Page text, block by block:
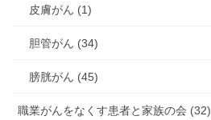
皮膚がん (1)
胆管がん (34)
膀胱がん (45)
職業がんをなくす患者と家族の会 (32)